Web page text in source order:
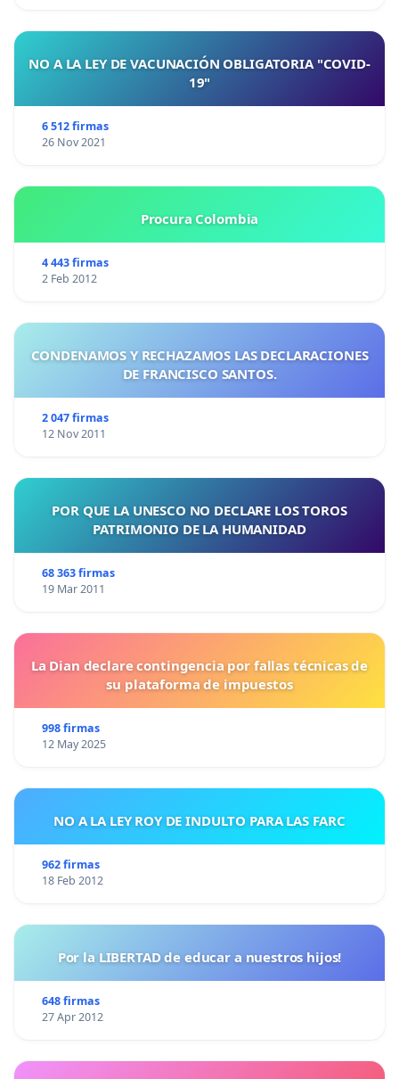
NO A LA LEY DE VACUNACIÓN OBLIGATORIA "COVID-
19"
6 512 firmas
26 Nov 2021
Procura Colombia
4 443 firmas
2 Feb 2012
CONDENAMOS Y RECHAZAMOS LAS DECLARACIONES
DE FRANCISCO SANTOS.
2 047 firmas
12 Nov 2011
POR QUE LA UNESCO NO DECLARE LOS TOROS
PATRIMONIO DE LA HUMANIDAD
68 363 firmas
19 Mar 2011
La Dian declare contingencia por fallas técnicas de
su plataforma de impuestos
998 firmas
12 May 2025
NO A LA LEY ROY DE INDULTO PARA LAS FARC
962 firmas
18 Feb 2012
Por la LIBERTAD de educar a nuestros hijos!
648 firmas
27 Apr 2012